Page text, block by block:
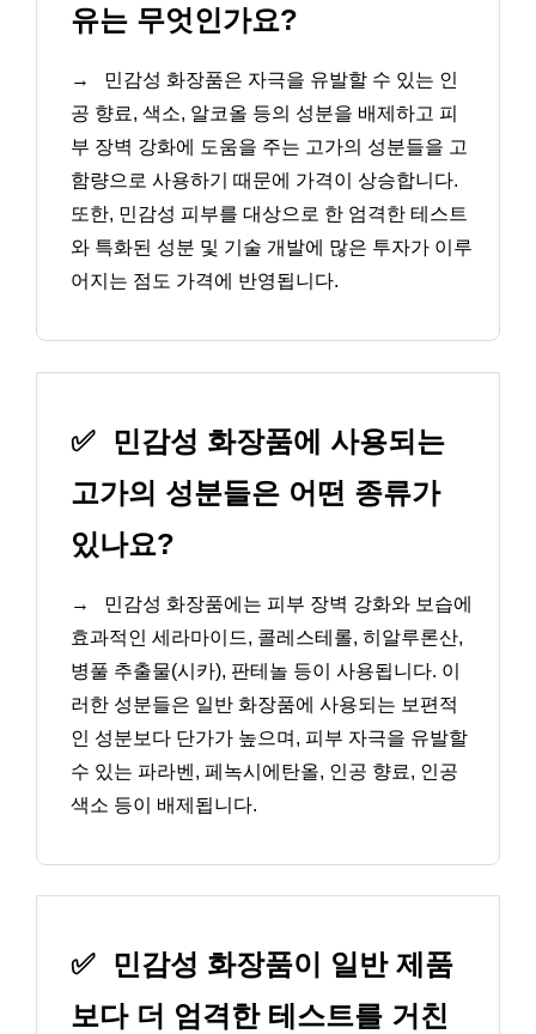
유는 무엇인가요?
→
민감성 화장품은 자극을 유발할 수 있는 인
공 향료, 색소, 알코올 등의 성분을 배제하고 피
부 장벽 강화에 도움을 주는 고가의 성분들을 고
함량으로 사용하기 때문에 가격이 상승합니다.
또한, 민감성 피부를 대상으로 한 엄격한 테스트
와 특화된 성분 및 기술 개발에 많은 투자가 이루
어지는 점도 가격에 반영됩니다.
✅
민감성 화장품에 사용되는
고가의 성분들은 어떤 종류가
있나요?
→
민감성 화장품에는 피부 장벽 강화와 보습에
효과적인 세라마이드, 콜레스테롤, 히알루론산,
병풀 추출물(시카), 판테놀 등이 사용됩니다. 이
러한 성분들은 일반 화장품에 사용되는 보편적
인 성분보다 단가가 높으며, 피부 자극을 유발할
수 있는 파라벤, 페녹시에탄올, 인공 향료, 인공
색소 등이 배제됩니다.
✅
민감성 화장품이 일반 제품
보다 더 엄격한 테스트를 거친